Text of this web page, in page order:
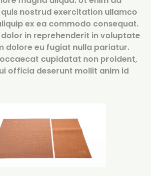
nostrud exercitation ullamco
ex ea commodo consequat.
in reprehenderit in voluptate
dolore eu fugiat nulla pariatur.
cupidatat non proident,
officia deserunt mollit anim id